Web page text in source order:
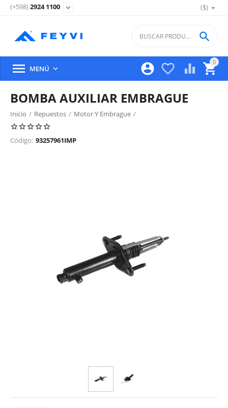
($)
(+598)2924 1100 expand_more
0

 


 MENÚ 
BOMBA AUXILIAR EMBRAGUE
Inicio / Repuestos / Motor Y Embrague /
Embrague Y Componentes
Código: 93257961IMP